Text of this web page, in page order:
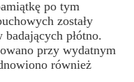
po tym
zostały
płótno.
przy wydatnym
również